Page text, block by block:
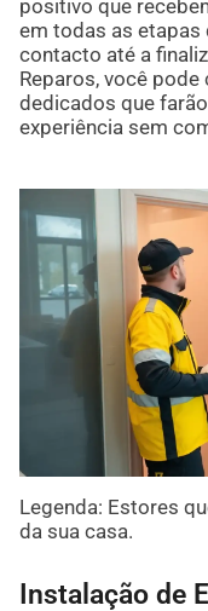
positivo que
em todas as
contacto até a
Reparos, você
dedicados que
experiência sem
Legenda: Estores
da sua casa.
Instalação de